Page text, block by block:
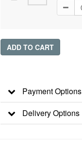
ADD TO CART
Payment Options
Delivery Options